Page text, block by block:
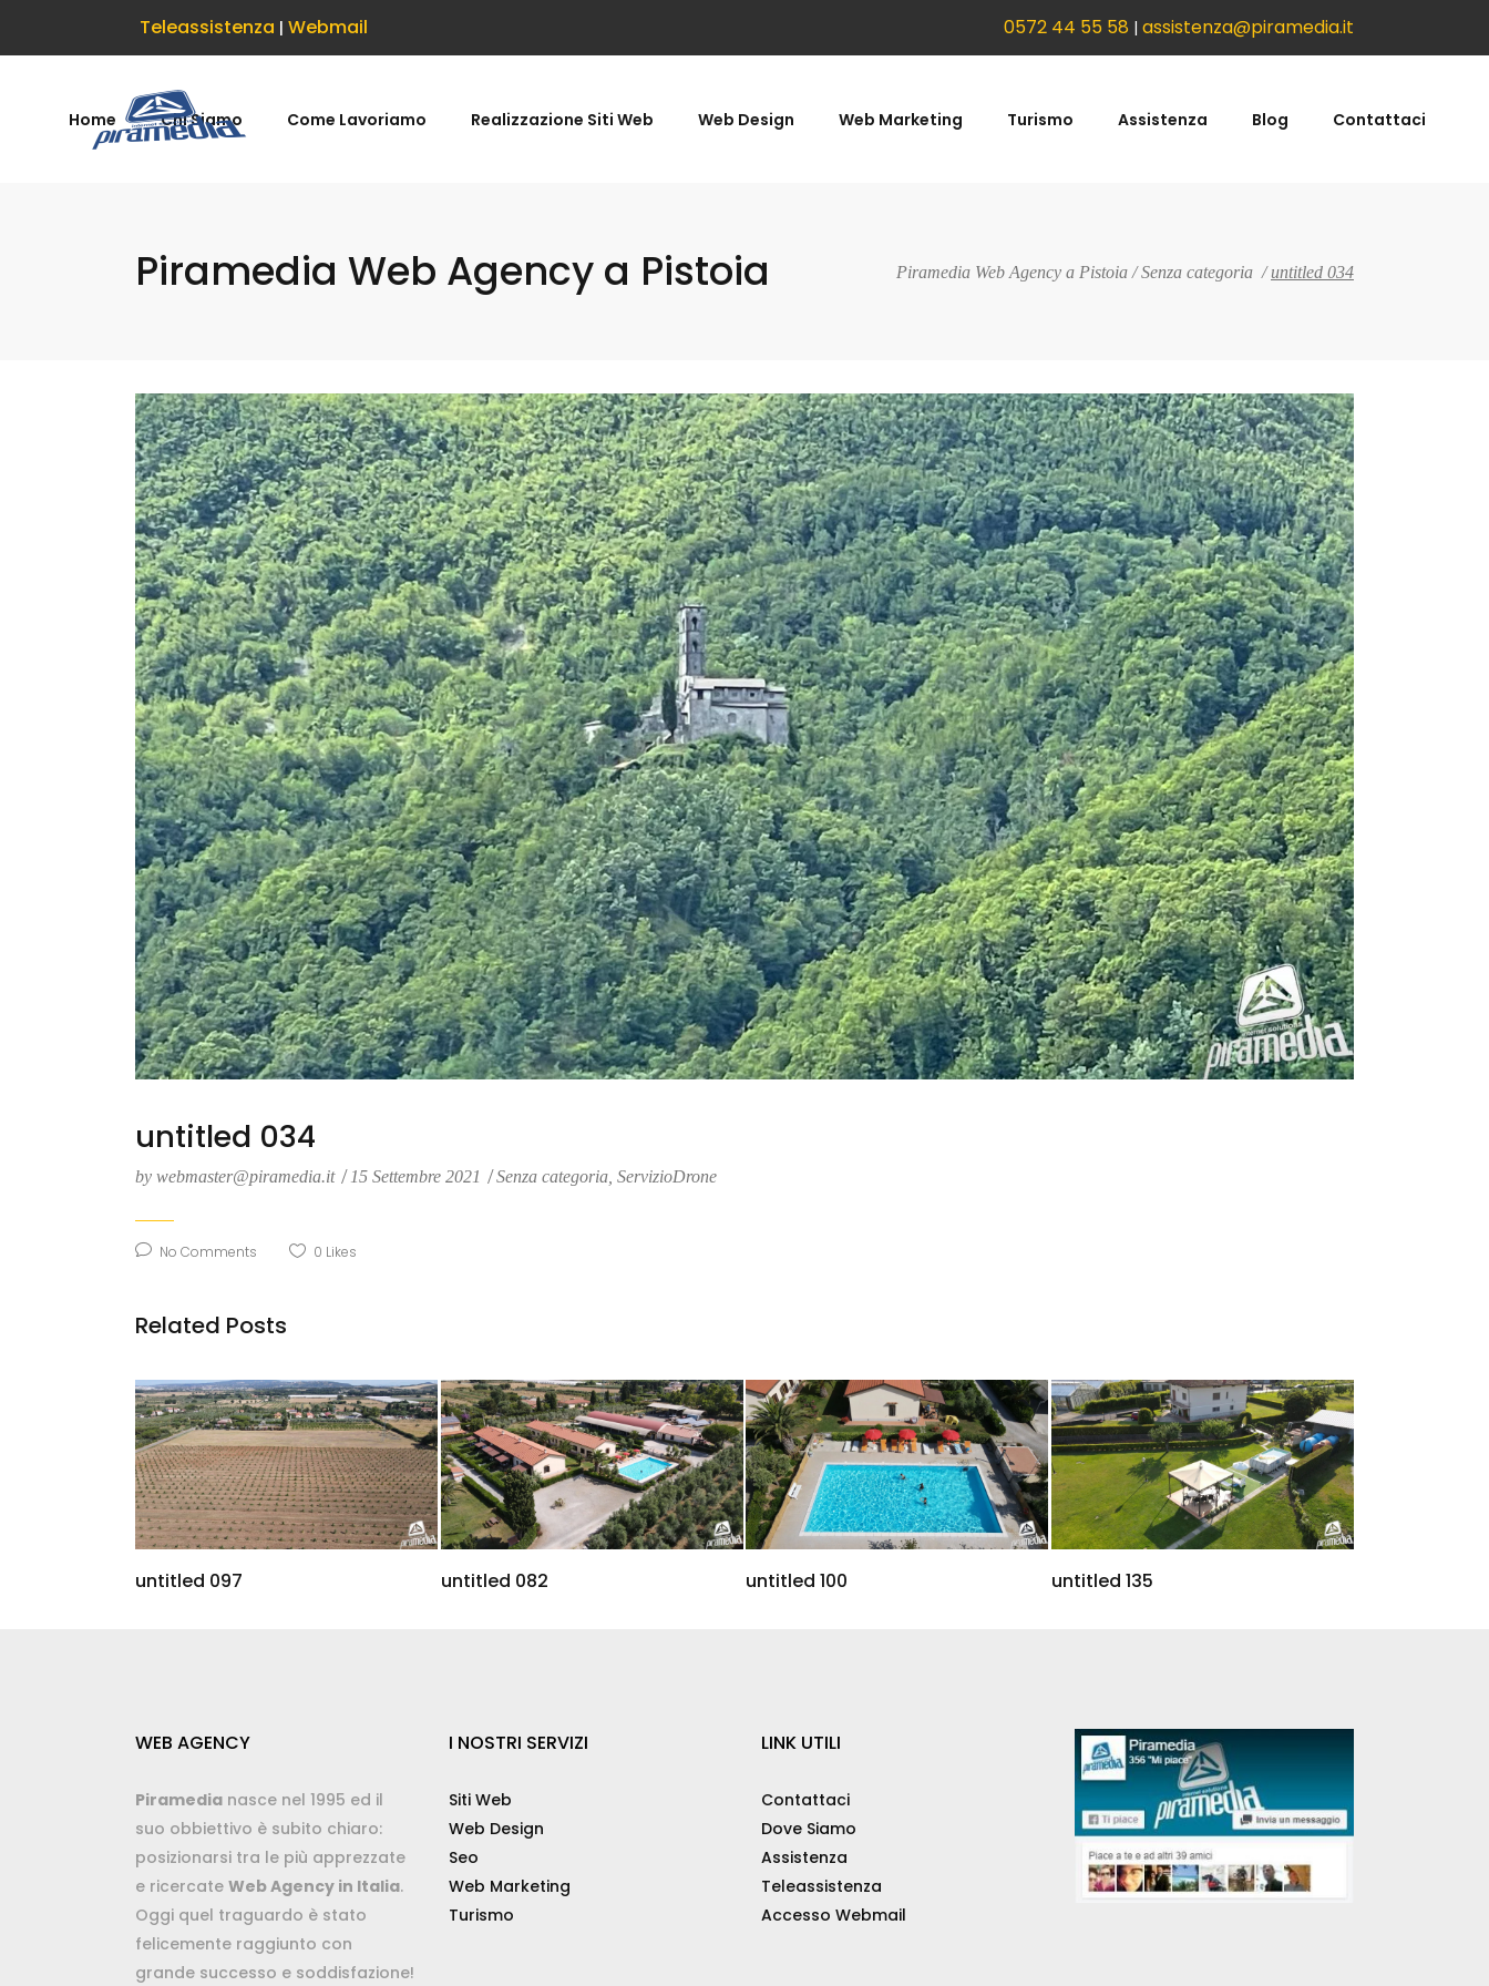
Teleassistenza | Webmail 0572 44 55 58 | assistenza@piramedia.it
Home Chi Siamo Come Lavoriamo Realizzazione Siti Web Web Design Web Marketing Turismo Assistenza Blog Contattaci
Piramedia Web Agency a Pistoia Piramedia Web Agency a Pistoia /Senza categoria /untitled 034
untitled 034
by webmaster@piramedia.it 15 Settembre 2021 Senza categoria ServizioDrone
No Comments 0 Likes
Related Posts
untitled 097 untitled 082 untitled 100 untitled 135
WEB AGENCY
Piramedia nasce nel 1995 ed il
suo obbiettivo è subito chiaro:
posizionarsi tra le più apprezzate
e ricercate Web Agency in Italia.
Oggi quel traguardo è stato
felicemente raggiunto con
grande successo e soddisfazione!
I NOSTRI SERVIZI
Siti Web
Web Design
Seo
Web Marketing
Turismo
LINK UTILI
Contattaci
Dove Siamo
Assistenza
Teleassistenza
Accesso Webmail